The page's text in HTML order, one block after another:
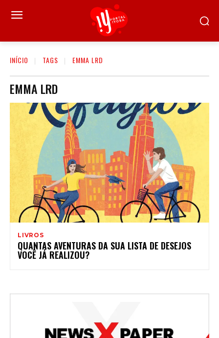
INÍCIO TAGS EMMA LRD
EMMA LRD
LIVROS
QUANTAS AVENTURAS DA SUA LISTA DE DESEJOS
VOCÊ JÁ REALIZOU?